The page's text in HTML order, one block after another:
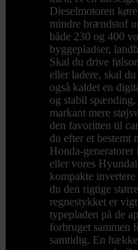
Dieselmotoren
mindre brændstof
både 230 og 400
byggepladser,
Skal du drive
eller ladere, skal
også kaldet en
og stabil
markant mere
den favoritten til
du efter et bestemt
Honda-
eller vores
kompakte
du den rigtige
regnestykket er
typepladen på de
forbruget sammen
samtidig. En